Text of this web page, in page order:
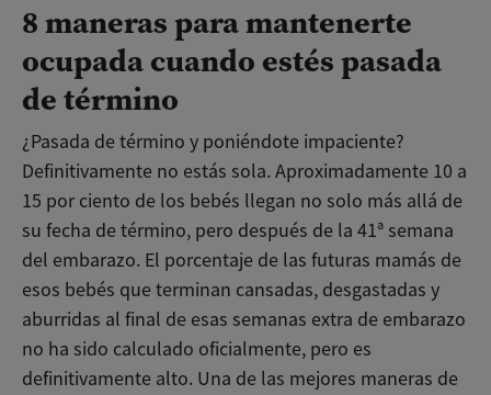
8 maneras para mantenerte
ocupada cuando estés pasada
de término
¿Pasada de término y poniéndote impaciente?
Definitivamente no estás sola. Aproximadamente 10 a
15 por ciento de los bebés llegan no solo más allá de
su fecha de término, pero después de la 41ª semana
del embarazo. El porcentaje de las futuras mamás de
esos bebés que terminan cansadas, desgastadas y
aburridas al final de esas semanas extra de embarazo
no ha sido calculado oficialmente, pero es
definitivamente alto. Una de las mejores maneras de